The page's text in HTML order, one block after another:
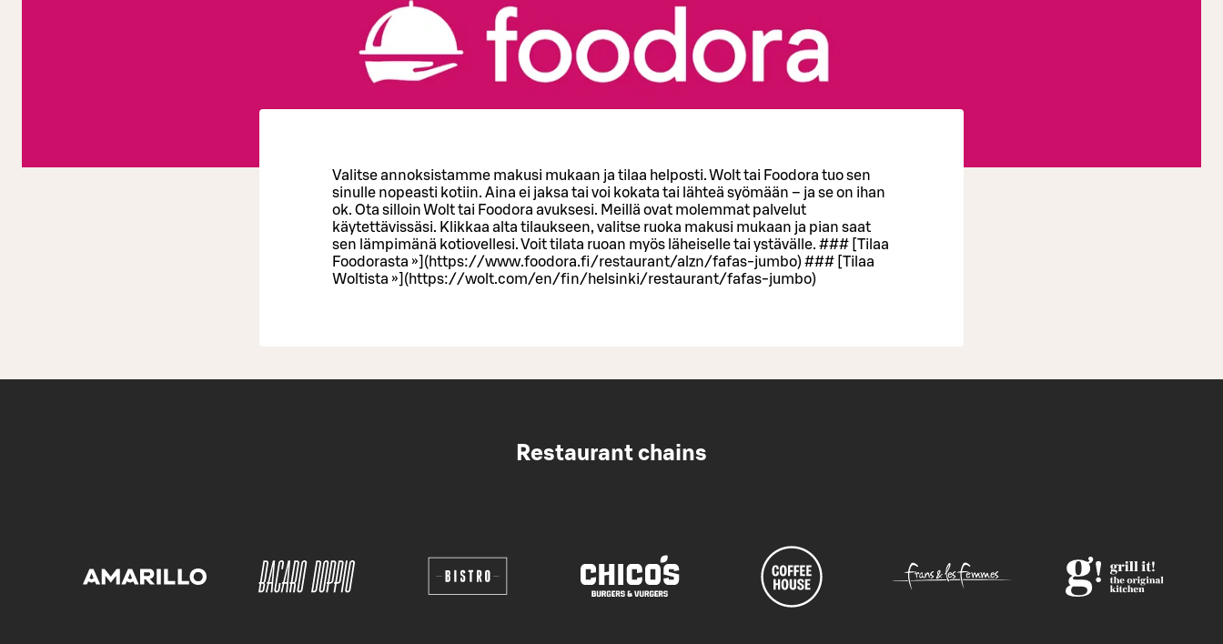
Valitse annoksistamme makusi mukaan ja tilaa helposti. Wolt tai Foodora tuo sen
sinulle nopeasti kotiin. Aina ei jaksa tai voi kokata tai lähteä syömään – ja se on ihan
ok. Ota silloin Wolt tai Foodora avuksesi. Meillä ovat molemmat palvelut
käytettävissäsi. Klikkaa alta tilaukseen, valitse ruoka makusi mukaan ja pian saat
sen lämpimänä kotiovellesi. Voit tilata ruoan myös läheiselle tai ystävälle. ### [Tilaa
Foodorasta »](https://www.foodora.fi/restaurant/alzn/fafas-jumbo) ### [Tilaa
Woltista »](https://wolt.com/en/fin/helsinki/restaurant/fafas-jumbo)
Restaurant chains